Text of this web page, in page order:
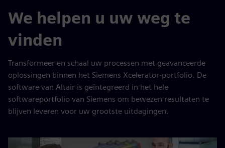
We helpen u uw weg te
vinden
Transformeer en schaal uw processen met geavanceerde
oplossingen binnen het Siemens Xcelerator-portfolio. De
software van Altair is geïntegreerd in het hele
softwareportfolio van Siemens om bewezen resultaten te
blijven leveren voor uw grootste uitdagingen.